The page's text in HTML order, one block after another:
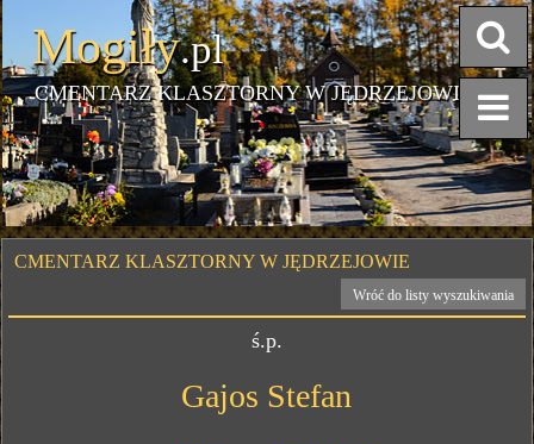
Mogiły.pl
CMENTARZ KLASZTORNY W JĘDRZEJOWIE
CMENTARZ KLASZTORNY W JĘDRZEJOWIE
Wróć do listy wyszukiwania
ś.p.
Gajos Stefan